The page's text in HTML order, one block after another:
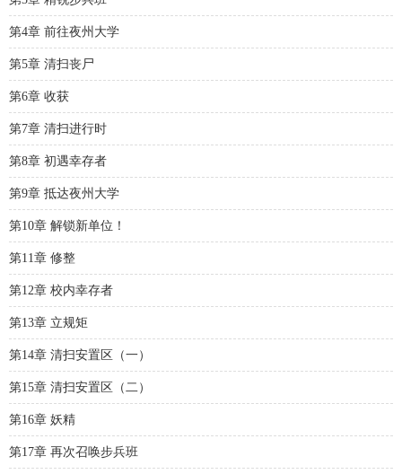
第4章 前往夜州大学
第5章 清扫丧尸
第6章 收获
第7章 清扫进行时
第8章 初遇幸存者
第9章 抵达夜州大学
第10章 解锁新单位！
第11章 修整
第12章 校内幸存者
第13章 立规矩
第14章 清扫安置区（一）
第15章 清扫安置区（二）
第16章 妖精
第17章 再次召唤步兵班